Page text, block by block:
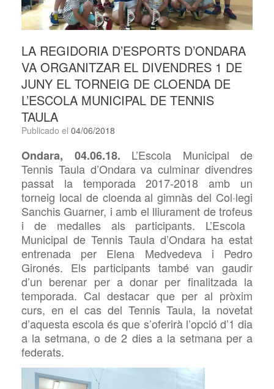
LA REGIDORIA D’ESPORTS D’ONDARA
VA ORGANITZAR EL DIVENDRES 1 DE
JUNY EL TORNEIG DE CLOENDA DE
L’ESCOLA MUNICIPAL DE TENNIS
TAULA
Publicado el 04/06/2018
Ondara, 04.06.18. L’Escola Municipal de
Tennis Taula d’Ondara va culminar divendres
passat la temporada 2017-2018 amb un
torneig local de cloenda al gimnàs del Col·legi
Sanchis Guarner, i amb el lliurament de trofeus
i demedalles als participants. L’Escola
Municipal de Tennis Taula d’Ondara ha estat
entrenada per Elena Medvedeva i Pedro
Gironés. Elsparticipants també vangaudir
d’un berenar per a donar per finalitzada la
temporada. Cal destacar que per al pròxim
curs, en el cas del Tennis Taula, la novetat
d’aquesta escola és que s’oferirà l’opció d’1 dia
a la setmana, o de 2 dies a la setmana per a
federats.